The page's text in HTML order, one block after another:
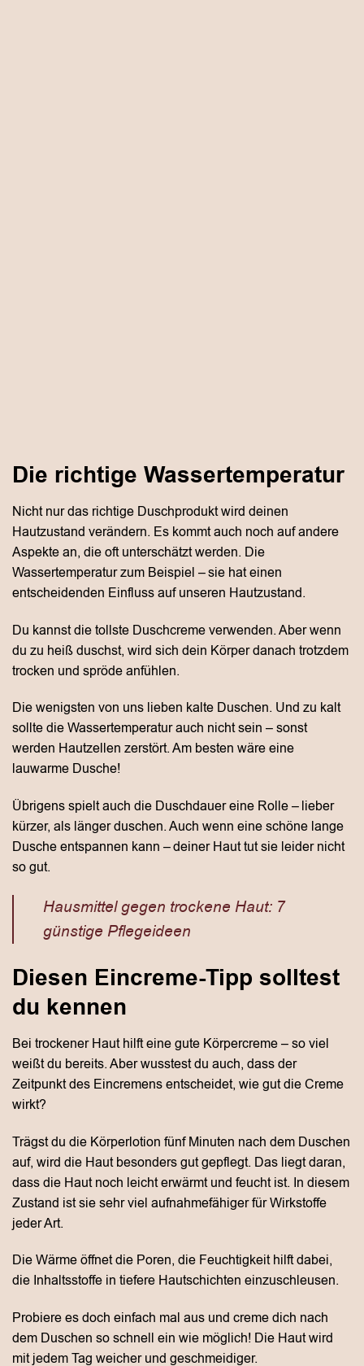
Die richtige Wassertemperatur
Nicht nur das richtige Duschprodukt wird deinen
Hautzustand verändern. Es kommt auch noch auf andere
Aspekte an, die oft unterschätzt werden. Die
Wassertemperatur zum Beispiel – sie hat einen
entscheidenden Einfluss auf unseren Hautzustand.
Du kannst die tollste Duschcreme verwenden. Aber wenn
du zu heiß duschst, wird sich dein Körper danach trotzdem
trocken und spröde anfühlen.
Die wenigsten von uns lieben kalte Duschen. Und zu kalt
sollte die Wassertemperatur auch nicht sein – sonst
werden Hautzellen zerstört. Am besten wäre eine
lauwarme Dusche!
Übrigens spielt auch die Duschdauer eine Rolle – lieber
kürzer, als länger duschen. Auch wenn eine schöne lange
Dusche entspannen kann – deiner Haut tut sie leider nicht
so gut.
Hausmittel gegen trockene Haut: 7
günstige Pflegeideen
Diesen Eincreme-Tipp solltest
du kennen
Bei trockener Haut hilft eine gute Körpercreme – so viel
weißt du bereits. Aber wusstest du auch, dass der
Zeitpunkt des Eincremens entscheidet, wie gut die Creme
wirkt?
Trägst du die Körperlotion fünf Minuten nach dem Duschen
auf, wird die Haut besonders gut gepflegt. Das liegt daran,
dass die Haut noch leicht erwärmt und feucht ist. In diesem
Zustand ist sie sehr viel aufnahmefähiger für Wirkstoffe
jeder Art.
Die Wärme öffnet die Poren, die Feuchtigkeit hilft dabei,
die Inhaltsstoffe in tiefere Hautschichten einzuschleusen.
Probiere es doch einfach mal aus und creme dich nach
dem Duschen so schnell ein wie möglich! Die Haut wird
mit jedem Tag weicher und geschmeidiger.